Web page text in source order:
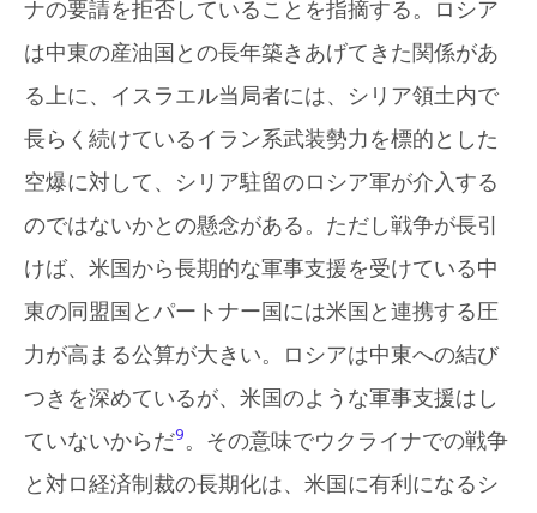
ナの要請を拒否していることを指摘する。ロシア
は中東の産油国との長年築きあげてきた関係があ
る上に、イスラエル当局者には、シリア領土内で
長らく続けているイラン系武装勢力を標的とした
空爆に対して、シリア駐留のロシア軍が介入する
のではないかとの懸念がある。ただし戦争が長引
けば、米国から長期的な軍事支援を受けている中
東の同盟国とパートナー国には米国と連携する圧
力が高まる公算が大きい。ロシアは中東への結び
つきを深めているが、米国のような軍事支援はし
ていないからだ9。その意味でウクライナでの戦争
と対ロ経済制裁の長期化は、米国に有利になるシ